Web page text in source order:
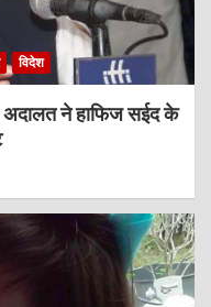
विदेश
ने हाफिज सईद के